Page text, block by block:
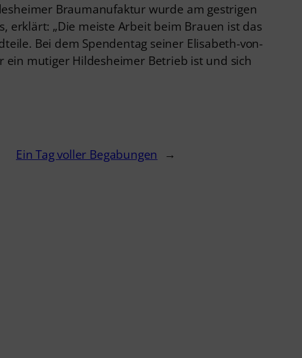
Braumanufaktur wurde am gestrigen
erklärt: „Die meiste Arbeit beim Brauen ist das
Bei dem Spendentag seiner Elisabeth-von-
ein mutiger Hildesheimer Betrieb ist und sich
Ein Tag voller Begabungen
→